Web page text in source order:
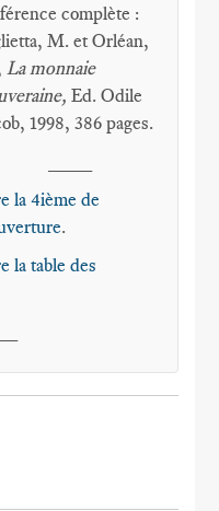
complète :
M. et Orléan,
La monnaie
Ed. Odile
1998, 386 pages.
la 4ième de
.
la table des